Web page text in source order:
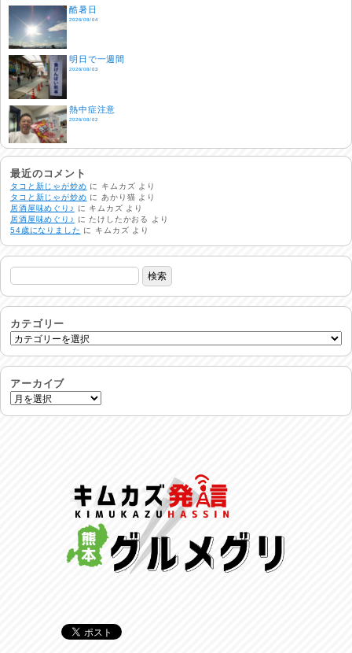
酷暑日
2026/08/04
明日で一週間
2026/08/03
熱中症注意
2026/08/02
非常時には…
2026/08/01
生活支援情報
2026/07/31
24時間体制
2026/07/30
命を守る行動を…
土用丑の日♪
リスナーの集い！
2026/07/25
馬肉料理 桜馬亭
2026/07/24
最近のコメント
タコと新じゃが炒め に キムカズ より
タコと新じゃが炒め にあかり猫 より
居酒屋味めぐり♪
に キムカズ より
居酒屋味めぐり♪
にたけしたかおる
より
54歳になりました に キムカズ より
カテゴリー
アーカイブ